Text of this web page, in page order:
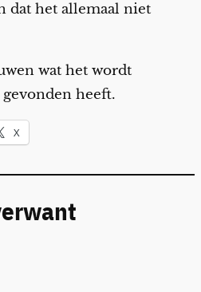
dat het allemaal niet
wat het wordt
heeft.
X